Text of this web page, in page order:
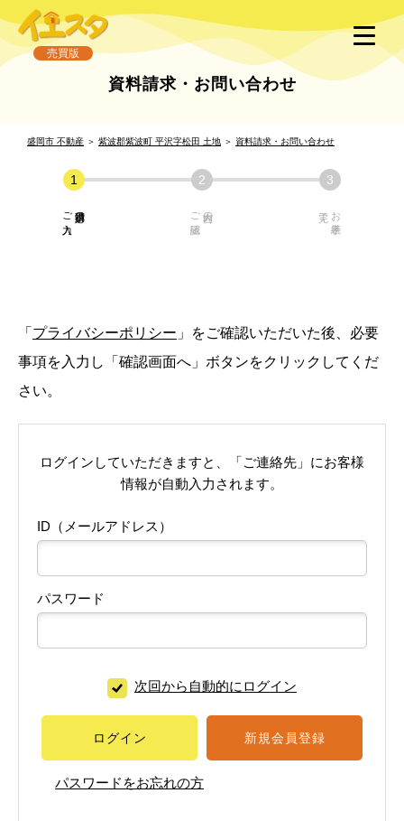
売買版
資料請求・お問い合わせ
盛岡市 不動産 ＞ 紫波郡紫波町 平沢字松田 土地 ＞ 資料請求・お問い合わせ
必須項目の
ご入力 内容の
ご確認 お手続き
「 プライバシーポリシー 」をご確認いただいた後、必要
事項を入力し「確認画面へ」ボタンをクリックしてくだ
さい。
ログインしていただきますと、「ご連絡先」にお客様
情報が自動入力されます。
ID（メールアドレス）
パスワード
次回から自動的にログイン
ログイン 新規会員登録
パスワードをお忘れの方